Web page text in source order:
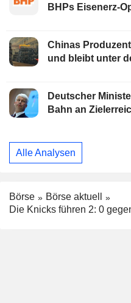
BHPs Eisenerz-
Chinas
und bleibt unter
Deutscher
Bahn an
Alle Analysen
Börse
Börse aktuell
Die Knicks führen 2: 0